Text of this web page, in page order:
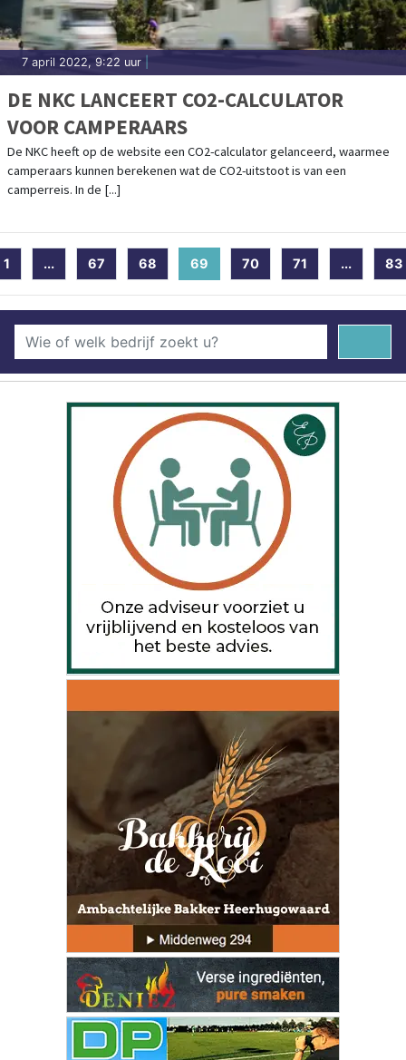
7 april 2022, 9:22 uur
DE NKC LANCEERT CO2-CALCULATOR
VOOR CAMPERAARS
De NKC heeft op de website een CO2-calculator gelanceerd, waarmee
camperaars kunnen berekenen wat de CO2-uitstoot is van een
camperreis. In de [...]
1 ... 67 68 69 (current)
70 71 ... 83